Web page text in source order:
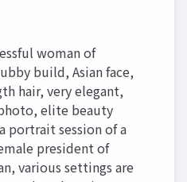
woman of
build, Asian face,
hair, very elegant,
elite beauty
portrait session of a
president of
various settings are